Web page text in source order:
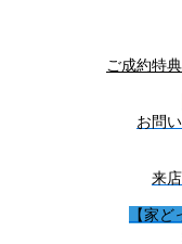
ご成約特
お問
来
【家